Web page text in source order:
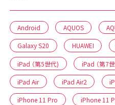
Android AQUOS
Galaxy S20 HUAWEI
iPad （第5世代) iPad （第7
iPad Air iPad Air2
iPhone 11 Pro iPhone 11